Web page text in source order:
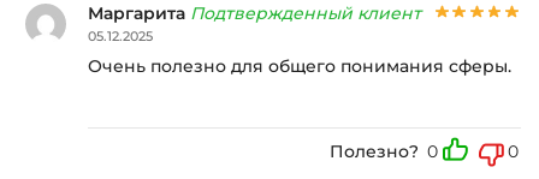
Маргарита Подтвержденный клиент
05.12.2025
Очень полезно для общего понимания сферы.
Полезно? 0 0